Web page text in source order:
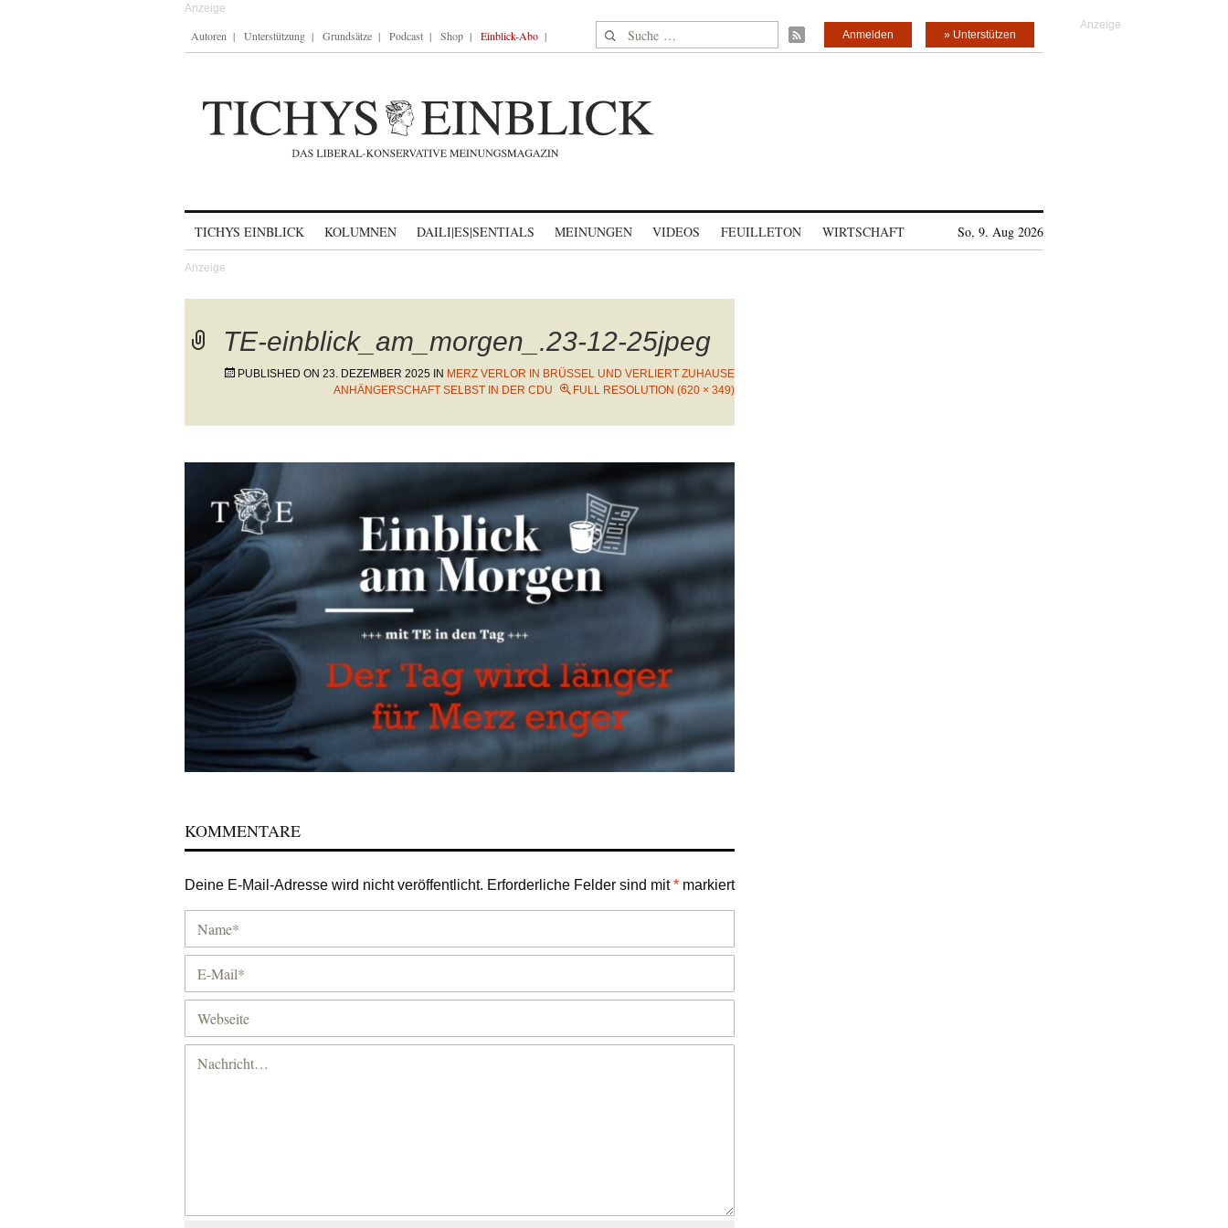
Autoren Unterstützung Grundsätze Podcast Shop Einblick-Abo Suche nach: » Unterstützen
Anmelden
TICHYS EINBLICK KOLUMNEN DAILI|ES|SENTIALS MEINUNGEN VIDEOS FEUILLETON WIRTSCHAFT So, 9. Aug 2026
TE-einblick_am_morgen_.23-12-25jpeg
PUBLISHED ON 23. DEZEMBER 2025 IN MERZ VERLOR IN BRÜSSEL UND VERLIERT ZUHAUSE
ANHÄNGERSCHAFT SELBST IN DER CDU
FULL RESOLUTION (620 × 349)
KOMMENTARE
Deine E-Mail-Adresse wird nicht veröffentlicht. Erforderliche Felder sind mit* markiert